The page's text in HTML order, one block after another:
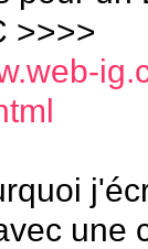
>>>>
une